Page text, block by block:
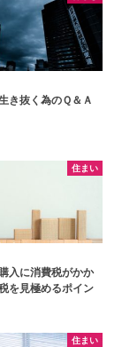
き抜く為のＱ＆Ａ
住まい
入に消費税がかか
を見極めるポイン
住まい